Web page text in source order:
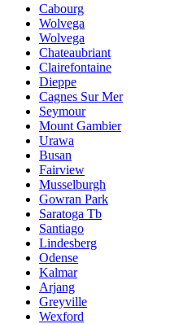
Cabourg
Wolvega
Wolvega
Chateaubriant
Clairefontaine
Dieppe
Cagnes Sur Mer
Seymour
Mount Gambier
Urawa
Busan
Fairview
Musselburgh
Gowran Park
Saratoga Tb
Santiago
Lindesberg
Odense
Kalmar
Arjang
Greyville
Wexford